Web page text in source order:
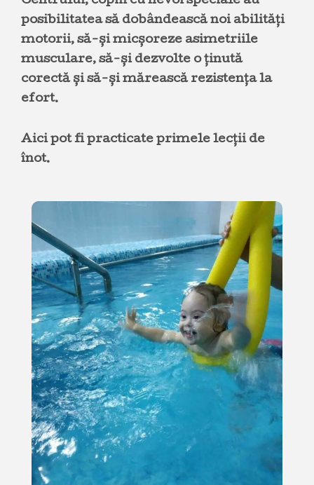
posibilitatea să dobândească noi abilități
motorii, să-și micșoreze asimetriile
musculare, să-și dezvolte o ținută
corectă și să-și mărească rezistența la
efort.
Aici pot fi practicate primele lecții de
înot.